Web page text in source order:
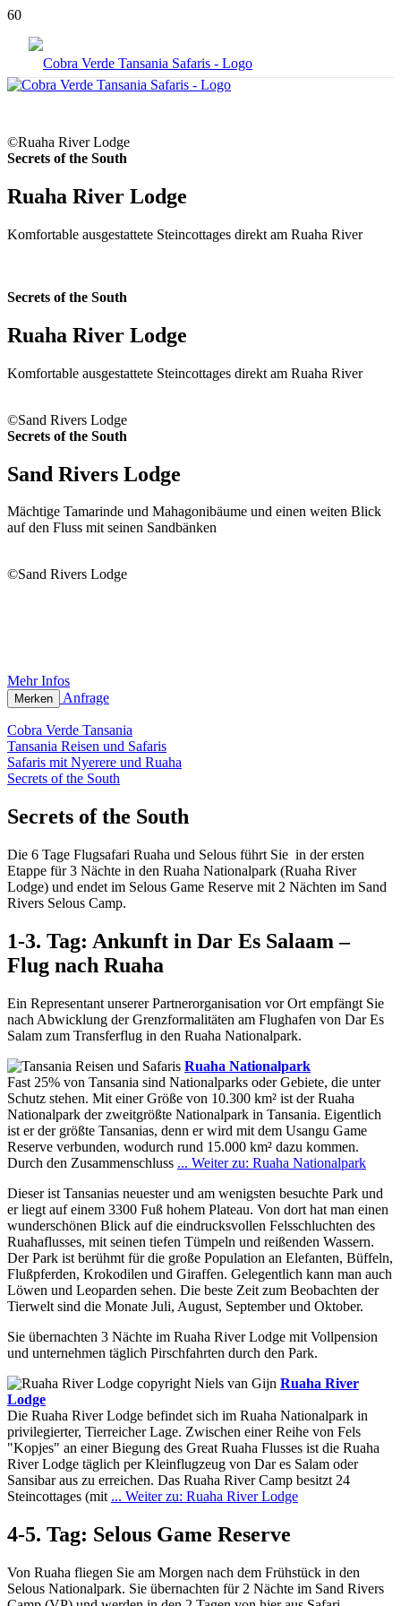
©Ruaha River Lodge
Secrets of the South
Ruaha River Lodge
Komfortable ausgestattete Steincottages direkt am Ruaha River
Secrets of the South
Ruaha River Lodge
Komfortable ausgestattete Steincottages direkt am Ruaha River
©Sand Rivers Lodge
Secrets of the South
Sand Rivers Lodge
Mächtige Tamarinde und Mahagonibäume und einen weiten Blick
auf den Fluss mit seinen Sandbänken
©Sand Rivers Lodge
Mehr Infos
Merken Anfrage
Cobra Verde Tansania
Tansania Reisen und Safaris
Safaris mit Nyerere und Ruaha
Secrets of the South
Secrets of the South
Die 6 Tage Flugsafari Ruaha und Selous führt Sie in der ersten
Etappe für 3 Nächte in den Ruaha Nationalpark (Ruaha River
Lodge) und endet im Selous Game Reserve mit 2 Nächten im Sand
Rivers Selous Camp.
1-3. Tag: Ankunft in Dar Es Salaam –
Flug nach Ruaha
Ein Representant unserer Partnerorganisation vor Ort empfängt Sie
nach Abwicklung der Grenzformalitäten am Flughafen von Dar Es
Salam zum Transferflug in den Ruaha Nationalpark.
Ruaha Nationalpark
Fast 25% von Tansania sind Nationalparks oder Gebiete, die unter
Schutz stehen. Mit einer Größe von 10.300 km² ist der Ruaha
Nationalpark der zweitgrößte Nationalpark in Tansania. Eigentlich
ist er der größte Tansanias, denn er wird mit dem Usangu Game
Reserve verbunden, wodurch rund 15.000 km² dazu kommen.
Durch den Zusammenschluss ... Weiter zu: Ruaha Nationalpark
Dieser ist Tansanias neuester und am wenigsten besuchte Park und
er liegt auf einem 3300 Fuß hohem Plateau. Von dort hat man einen
wunderschönen Blick auf die eindrucksvollen Felsschluchten des
Ruahaflusses, mit seinen tiefen Tümpeln und reißenden Wassern.
Der Park ist berühmt für die große Population an Elefanten, Büffeln,
Flußpferden, Krokodilen und Giraffen. Gelegentlich kann man auch
Löwen und Leoparden sehen. Die beste Zeit zum Beobachten der
Tierwelt sind die Monate Juli, August, September und Oktober.
Sie übernachten 3 Nächte im Ruaha River Lodge mit Vollpension
und unternehmen täglich Pirschfahrten durch den Park.
Ruaha River
Lodge
Die Ruaha River Lodge befindet sich im Ruaha Nationalpark in
privilegierter, Tierreicher Lage. Zwischen einer Reihe von Fels
"Kopjes" an einer Biegung des Great Ruaha Flusses ist die Ruaha
River Lodge täglich per Kleinflugzeug von Dar es Salam oder
Sansibar aus zu erreichen. Das Ruaha River Camp besitzt 24
Steincottages (mit ... Weiter zu: Ruaha River Lodge
4-5. Tag: Selous Game Reserve
Von Ruaha fliegen Sie am Morgen nach dem Frühstück in den
Selous Nationalpark. Sie übernachten für 2 Nächte im Sand Rivers